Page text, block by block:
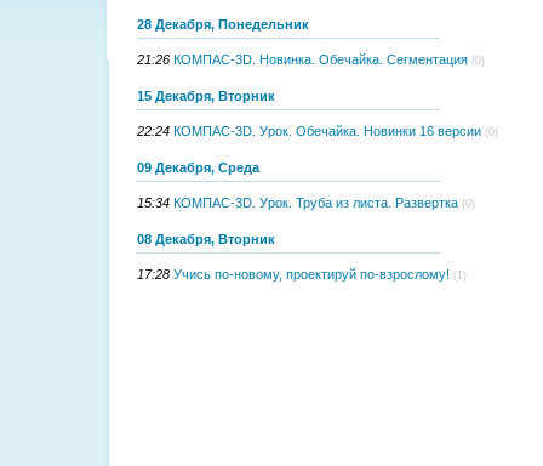
28 Декабря, Понедельник
21:26 КОМПАС-3D. Новинка. Обечайка. Сегментация (0)
15 Декабря, Вторник
22:24 КОМПАС-3D. Урок. Обечайка. Новинки 16 версии (0)
09 Декабря, Среда
15:34 КОМПАС-3D. Урок. Труба из листа. Развертка (0)
08 Декабря, Вторник
17:28 Учись по-новому, проектируй по-взрослому! (1)